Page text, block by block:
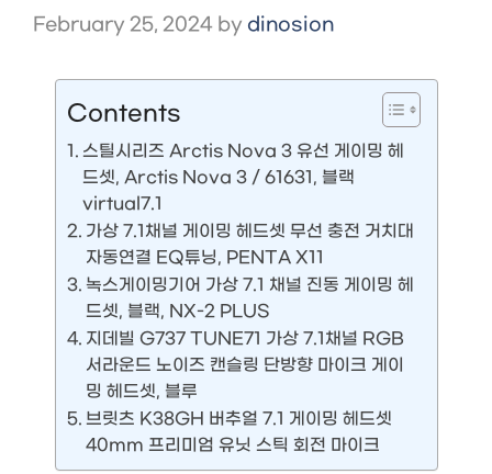
February 25, 2024 by dinosion
Contents
스틸시리즈 Arctis Nova 3 유선 게이밍 헤
드셋, Arctis Nova 3 / 61631, 블랙
virtual7.1
가상 7.1채널 게이밍 헤드셋 무선 충전 거치대
자동연결 EQ튜닝, PENTA X11
녹스게이밍기어 가상 7.1 채널 진동 게이밍 헤
드셋, 블랙, NX-2 PLUS
지데빌 G737 TUNE71 가상 7.1채널 RGB
서라운드 노이즈 캔슬링 단방향 마이크 게이
밍 헤드셋, 블루
브릿츠 K38GH 버추얼 7.1 게이밍 헤드셋
40mm 프리미엄 유닛 스틱 회전 마이크